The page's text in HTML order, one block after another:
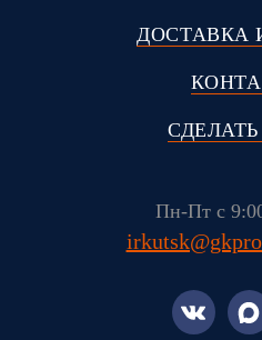
ДОСТАВКА
Пн-Пт с